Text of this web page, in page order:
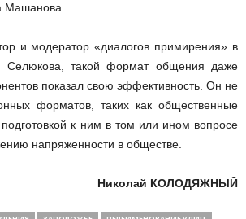
Машанова.
и модератор «диалогов примирения» в
Селюкова, такой формат общения даже
показал свою эффективность. Он не
форматов, таких как общественные
к ним в том или ином вопросе
напряженности в обществе.
Николай КОЛОДЯЖНЫЙ